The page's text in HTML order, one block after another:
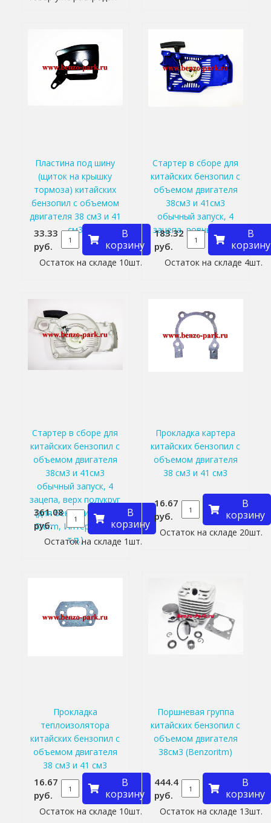
Пластина под шину
(щиток на крышку
тормоза) китайских
бензопил с объемом
двигателя 38 см3 и 41
см3
33.33
руб.
В
корзину
Остаток на складе 10шт.
Стартер в сборе для
китайских бензопил с
объемом двигателя
38см3 и 41см3
обычный запуск, 4
зацепа, ровный верх
183.32
руб.
В
корзину
Остаток на складе 4шт.
Стартер в сборе для
китайских бензопил с
объемом двигателя
38см3 и 41см3
обычный запуск, 4
зацепа, верх полукруг
(для бензопил типа
Sturm, Интерскол и
т.п.)
361.08
руб.
В
корзину
Остаток на складе 1шт.
Прокладка картера
китайских бензопил с
объемом двигателя
38 см3 и 41 см3
16.67
руб.
В
корзину
Остаток на складе 20шт.
Прокладка
теплоизолятора
китайских бензопил с
объемом двигателя
38 см3 и 41 см3
16.67
руб.
В
корзину
Остаток на складе 10шт.
Поршневая группа
китайских бензопил с
объемом двигателя
38см3 (Benzoritm)
444.4
руб.
В
корзину
Остаток на складе 13шт.